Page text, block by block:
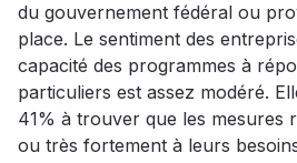
du gouvernement fédéral ou
place. Le sentiment des
capacité des programmes à
particuliers est assez modéré.
41% à trouver que les mesures
ou très fortement à leurs